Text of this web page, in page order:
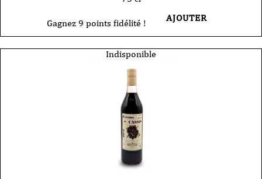
Gagnez 9 points fidélité ! AJOUTER
Indisponible